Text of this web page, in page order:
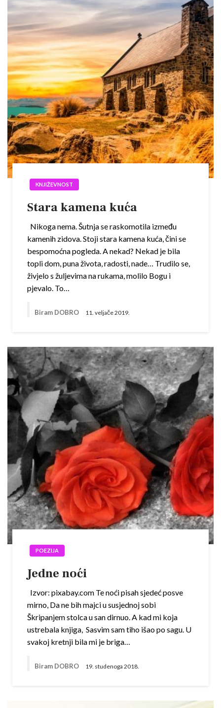
KNJIŽEVNOST
Stara kamena kuća
Nikoga nema. Šutnja se raskomotila između
kamenih zidova. Stoji stara kamena kuća, čini se
bespomoćna pogleda. A nekad? Nekad je bila
topli dom, puna života, radosti, nade… Trudilo se,
živjelo s žuljevima na rukama, molilo Bogu i
pjevalo. To…
Biram DOBRO 11. veljače 2019.
POEZIJA
Jedne noći
Izvor: pixabay.com Te noći pisah sjedeć posve
mirno, Da ne bih majci u susjednoj sobi
Škripanjem stolca u san dirnuo. A kad mi koja
ustrebala knjiga, Sasvim sam tiho išao po sagu. U
svakoj kretnji bila mi je briga…
Biram DOBRO 19. studenoga 2018.